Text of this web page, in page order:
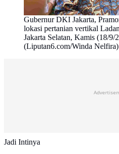
Gubernur DKI Jakarta,
lokasi pertanian vertikal
Jakarta Selatan, Kamis (18/9/
(Liputan6.com/Winda Nelfira)
Jadi Intinya